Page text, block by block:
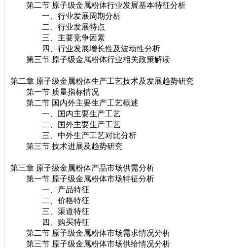
第二节 原子级金属粉体行业发展基本特征分析
一、行业发展周期分析
二、行业发展特点
三、主要竞争因素
四、行业发展增长性及波动性分析
第三节 原子级金属粉体行业相关政策解读
第二章 原子级金属粉体生产工艺技术及发展趋势研究
第一节 质量指标情况
第二节 国内外主要生产工艺概述
一、国内主要生产工艺
二、国外主要生产工艺
三、中外生产工艺对比分析
第三节 技术进展及趋势研究
第三章 原子级金属粉体产品市场供需分析
第一节 原子级金属粉体市场特征分析
一、产品特征
二、价格特征
三、渠道特征
四、购买特征
第二节 原子级金属粉体市场需求情况分析
第三节 原子级金属粉体市场供给情况分析